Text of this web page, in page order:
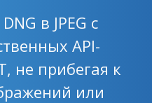
в JPEG с
API-
не прибегая к
или